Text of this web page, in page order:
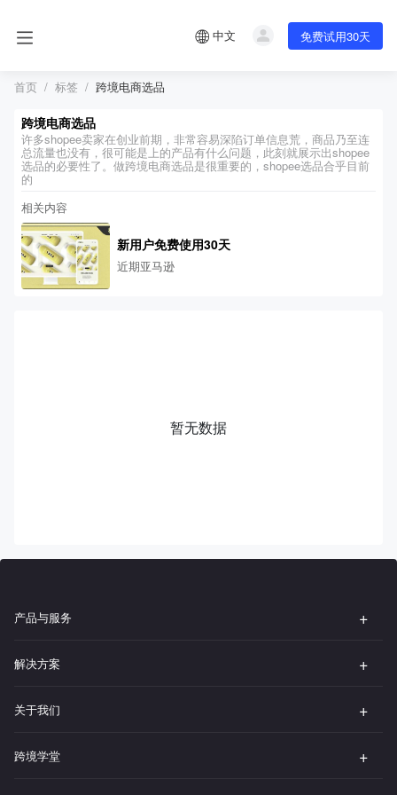
中文 免费试用30天
首页 标签 跨境电商选品
跨境电商选品
许多shopee卖家在创业前期，非常容易深陷订单信息荒，商品乃至连
总流量也没有，很可能是上的产品有什么问题，此刻就展示出shopee
选品的必要性了。做跨境电商选品是很重要的，shopee选品合乎目前
的
相关内容
新用户免费使用30天
近期亚马逊
暂无数据
产品与服务
解决方案
关于我们
跨境学堂